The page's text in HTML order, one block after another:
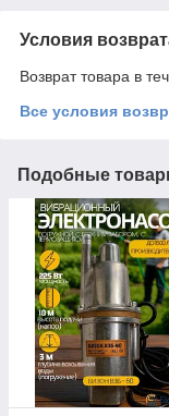
Условия
Возврат товара в
Все условия
Подобные